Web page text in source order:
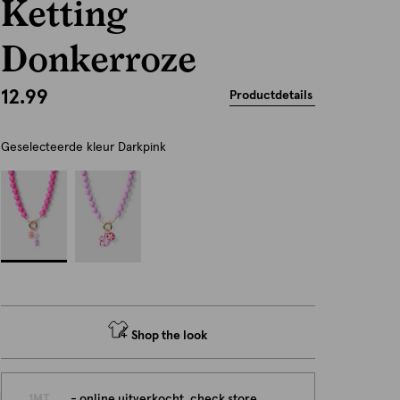
Ketting
Donkerroze
12.99 Productdetails
Geselecteerde kleur Darkpink
Shop the look